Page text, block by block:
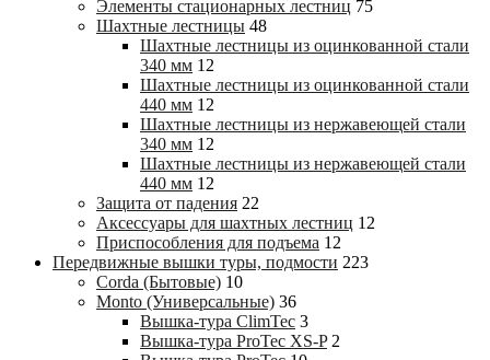
Элементы стационарных лестниц 75
Шахтные лестницы 48
Шахтные лестницы из оцинкованной стали
340 мм 12
Шахтные лестницы из оцинкованной стали
440 мм 12
Шахтные лестницы из нержавеющей стали
340 мм 12
Шахтные лестницы из нержавеющей стали
440 мм 12
Защита от падения 22
Аксессуары для шахтных лестниц 12
Приспособления для подъема 12
Передвижные вышки туры, подмости 223
Corda (Бытовые) 10
Monto (Универсальные) 36
Вышка-тура ClimTec 3
Вышка-тура ProTec XS-P 2